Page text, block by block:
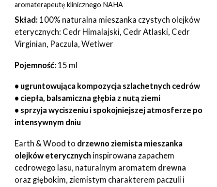
aromaterapeutę klinicznego NAHA
Skład: 100% naturalna mieszanka czystych olejków
eterycznych: Cedr Himalajski, Cedr Atlaski, Cedr
Virginian, Paczula, Wetiwer
Pojemność: 15 ml
• ugruntowująca kompozycja szlachetnych cedrów
• ciepła, balsamiczna głębia z nutą ziemi
• sprzyja wyciszeniu i spokojniejszej atmosferze po
intensywnym dniu
Earth & Wood to drzewno ziemista mieszanka
olejków eterycznych inspirowana zapachem
cedrowego lasu, naturalnym aromatem drewna
oraz głębokim, ziemistym charakterem paczuli i